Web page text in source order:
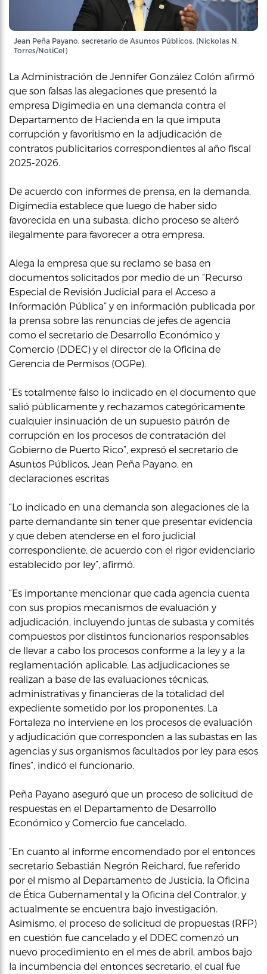
Jean Peña Payano, secretario de Asuntos Públicos. (Nickolas N.
Torres/NotiCel)
La Administración de Jennifer González Colón afirmó
que son falsas las alegaciones que presentó la
empresa Digimedia en una demanda contra el
Departamento de Hacienda en la que imputa
corrupción y favoritismo en la adjudicación de
contratos publicitarios correspondientes al año fiscal
2025-2026.
De acuerdo con informes de prensa, en la demanda,
Digimedia establece que luego de haber sido
favorecida en una subasta, dicho proceso se alteró
ilegalmente para favorecer a otra empresa.
Alega la empresa que su reclamo se basa en
documentos solicitados por medio de un “Recurso
Especial de Revisión Judicial para el Acceso a
Información Pública” y en información publicada por
la prensa sobre las renuncias de jefes de agencia
como el secretario de Desarrollo Económico y
Comercio (DDEC) y el director de la Oficina de
Gerencia de Permisos (OGPe).
“Es totalmente falso lo indicado en el documento que
salió públicamente y rechazamos categóricamente
cualquier insinuación de un supuesto patrón de
corrupción en los procesos de contratación del
Gobierno de Puerto Rico”, expresó el secretario de
Asuntos Públicos, Jean Peña Payano, en
declaraciones escritas
“Lo indicado en una demanda son alegaciones de la
parte demandante sin tener que presentar evidencia
y que deben atenderse en el foro judicial
correspondiente, de acuerdo con el rigor evidenciario
establecido por ley”, afirmó.
“Es importante mencionar que cada agencia cuenta
con sus propios mecanismos de evaluación y
adjudicación, incluyendo juntas de subasta y comités
compuestos por distintos funcionarios responsables
de llevar a cabo los procesos conforme a la ley y a la
reglamentación aplicable. Las adjudicaciones se
realizan a base de las evaluaciones técnicas,
administrativas y financieras de la totalidad del
expediente sometido por los proponentes. La
Fortaleza no interviene en los procesos de evaluación
y adjudicación que corresponden a las subastas en las
agencias y sus organismos facultados por ley para esos
fines”, indicó el funcionario.
Peña Payano aseguró que un proceso de solicitud de
respuestas en el Departamento de Desarrollo
Económico y Comercio fue cancelado.
“En cuanto al informe encomendado por el entonces
secretario Sebastián Negrón Reichard, fue referido
por el mismo al Departamento de Justicia, la Oficina
de Ética Gubernamental y la Oficina del Contralor, y
actualmente se encuentra bajo investigación.
Asimismo, el proceso de solicitud de propuestas (RFP)
en cuestión fue cancelado y el DDEC comenzó un
nuevo procedimiento en el mes de abril, ambos bajo
la incumbencia del entonces secretario, el cual fue